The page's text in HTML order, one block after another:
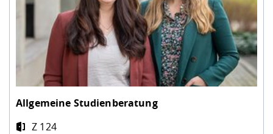
Allgemeine Studienberatung
Z 124